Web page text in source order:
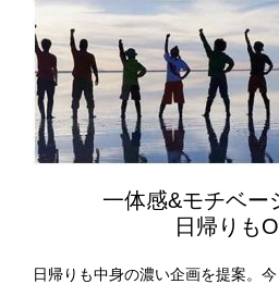
一体感&モチベー
日帰りも
日帰りも中身の濃い企画を提案。